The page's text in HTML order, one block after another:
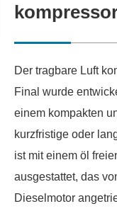
Der tragbare Luft
Final wurde
einem kompakten
kurzfristige oder
ist mit einem öl
ausgestattet, das
Dieselmotor